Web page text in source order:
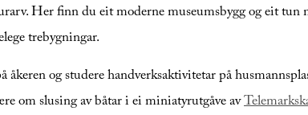
Her finn du eit moderne museumsbygg og eit tun
trebygningar.
og studere handverksaktivitetar på
om slusing av båtar i ei miniatyrutgåve av